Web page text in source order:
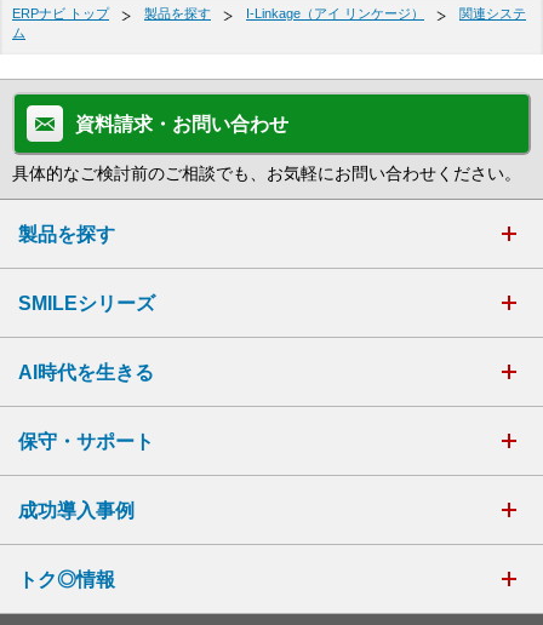
ERPナビ トップ 製品を探す I-Linkage（アイ リンケージ）
関連システ
ム
資料請求・お問い合わせ
具体的なご検討前のご相談でも、お気軽にお問い合わせください。
製品を探す
SMILEシリーズ
AI時代を生きる
保守・サポート
成功導入事例
トク◎情報